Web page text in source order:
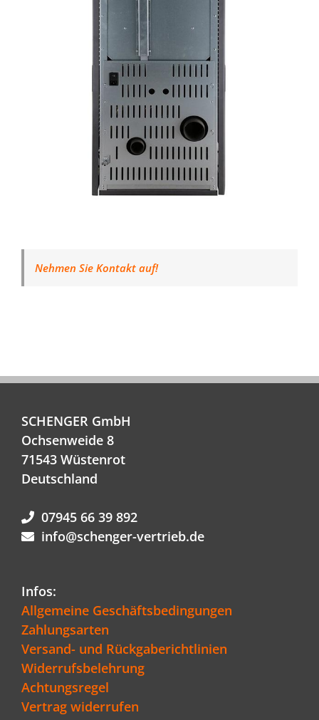
Nehmen Sie Kontakt auf!
SCHENGER GmbH
Ochsenweide 8
71543 Wüstenrot
Deutschland
07945 66 39 892
info@schenger-vertrieb.de
Infos:
Allgemeine Geschäftsbedingungen
Zahlungsarten
Versand- und Rückgaberichtlinien
Widerrufsbelehrung
Achtungsregel
Vertrag widerrufen